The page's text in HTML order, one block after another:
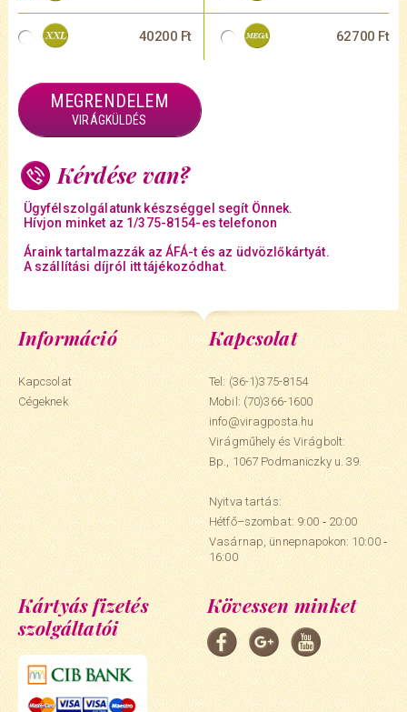
40200 Ft 62700 Ft
MEGRENDELEM
VIRÁGKÜLDÉS
Kérdése van?
Ügyfélszolgálatunk készséggel segít Önnek.
Hívjon minket az 1/375-8154-es telefonon
Áraink tartalmazzák az ÁFÁ-t és az üdvözlőkártyát.
A szállítási díjról itt tájékozódhat.
Információ
Kapcsolat
Cégeknek
Kapcsolat
Tel: (36-1)375-8154
Mobil:(70)366-1600
info@viragposta.hu
Virágműhely és Virágbolt:
Bp., 1067 Podmaniczky u. 39.
Nyitva tartás:
Hétfő–szombat: 9:00 ‑ 20:00
Vasárnap, ünnepnapokon: 10:00 ‑
16:00
Kártyás fizetés
szolgáltatói
Kövessen minket